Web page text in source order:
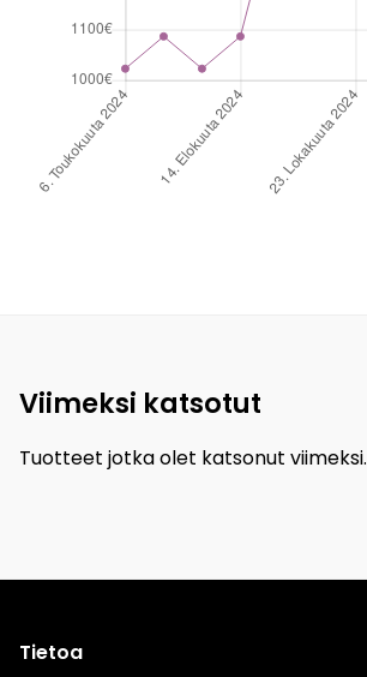
Viimeksi katsotut
Tuotteet jotka olet katsonut viimeksi.
Tietoa